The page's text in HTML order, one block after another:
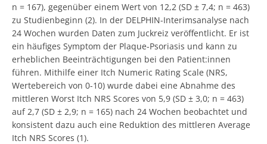
n = 167), gegenüber einem Wert von 12,2 (SD ± 7,4; n = 463)
zu Studienbeginn (2). In der DELPHIN-Interimsanalyse nach
24 Wochen wurden Daten zum Juckreiz veröffentlicht. Er ist
ein häufiges Symptom der Plaque-Psoriasis und kann zu
erheblichen Beeinträchtigungen bei den Patient:innen
führen. Mithilfe einer Itch Numeric Rating Scale (NRS,
Wertebereich von 0-10) wurde dabei eine Abnahme des
mittleren Worst Itch NRS Scores von 5,9 (SD ± 3,0; n = 463)
auf 2,7 (SD ± 2,9; n = 165) nach 24 Wochen beobachtet und
konsistent dazu auch eine Reduktion des mittleren Average
Itch NRS Scores (1).